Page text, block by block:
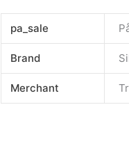
pa_sale
Brand
Merchant